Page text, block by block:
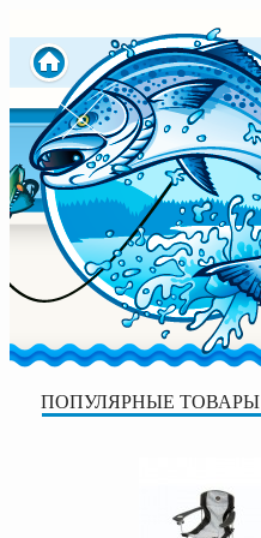
ПОПУЛЯРНЫЕ ТОВАРЫ